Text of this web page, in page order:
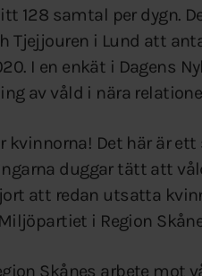
128 samtal per dygn.
Tjejjouren i Lund att
I en enkät i Dagens
av våld i nära
kvinnorna! Det här är
duggar tätt att
att redan utsatta
i Region
Skånes arbete mot